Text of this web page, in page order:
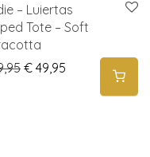
– Luiertas
Tote – Soft
Original price was: €
€ 49,95 Current price